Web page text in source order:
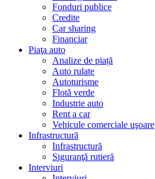
Fonduri publice
Credite
Car sharing
Financiar
Piaţa auto
Analize de piață
Auto rulate
Autoturisme
Flotă verde
Industrie auto
Rent a car
Vehicule comerciale uşoare
Infrastructură
Infrastructură
Siguranţă rutieră
Interviuri